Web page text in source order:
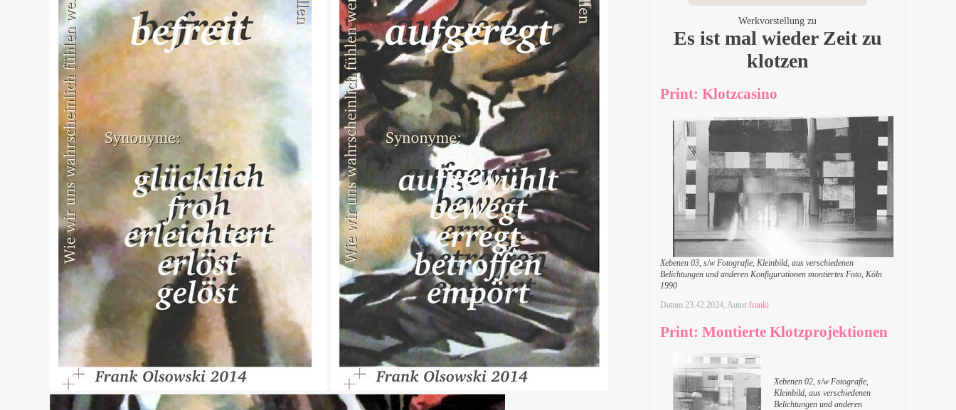
Werkvorstellung zu
Es ist mal wieder Zeit zu
klotzen
Print: Klotzcasino
Xebenen 03, s/w Fotografie, Kleinbild, aus verschiedenen
Belichtungen und anderen Konfigurationen montiertes Foto, Köln
1990
Datum 23.42.2024, Autor franki
Print: Montierte Klotzprojektionen
Xebenen 02, s/w Fotografie,
Kleinbild, aus verschiedenen
Belichtungen und anderen